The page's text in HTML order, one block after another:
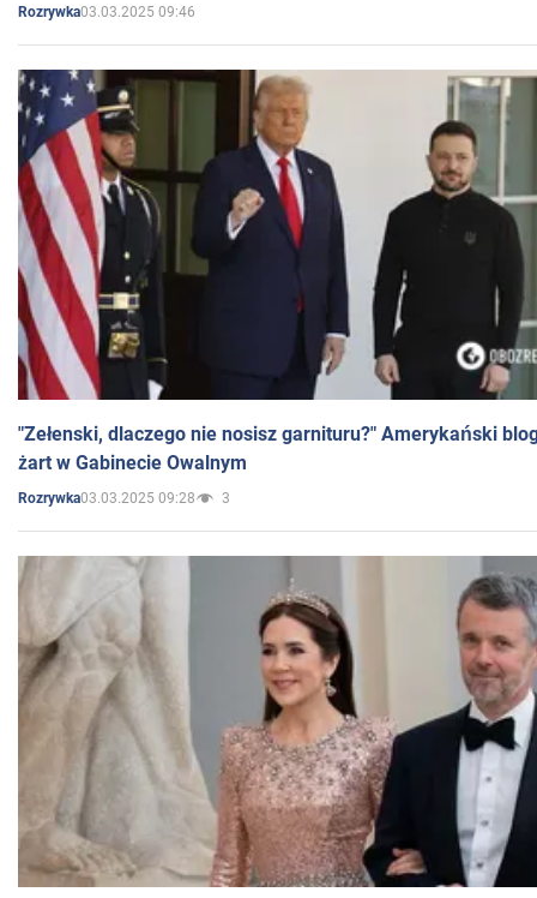
Rozrywka03.03.2025 09:46
"Zełenski, dlaczego nie nosisz garnituru?" Amerykański
żart w Gabinecie Owalnym
Rozrywka03.03.2025 09:28 3